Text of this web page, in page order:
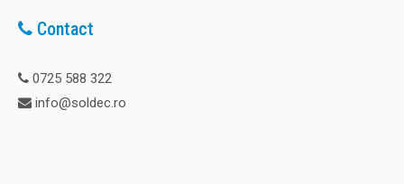
Contact
0725 588 322
info@soldec.ro